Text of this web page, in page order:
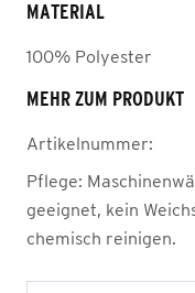
MATERIAL
100% Polyester
MEHR ZUM PRODUKT
Artikelnummer:
Pflege:
geeignet, kein
chemisch reinigen.